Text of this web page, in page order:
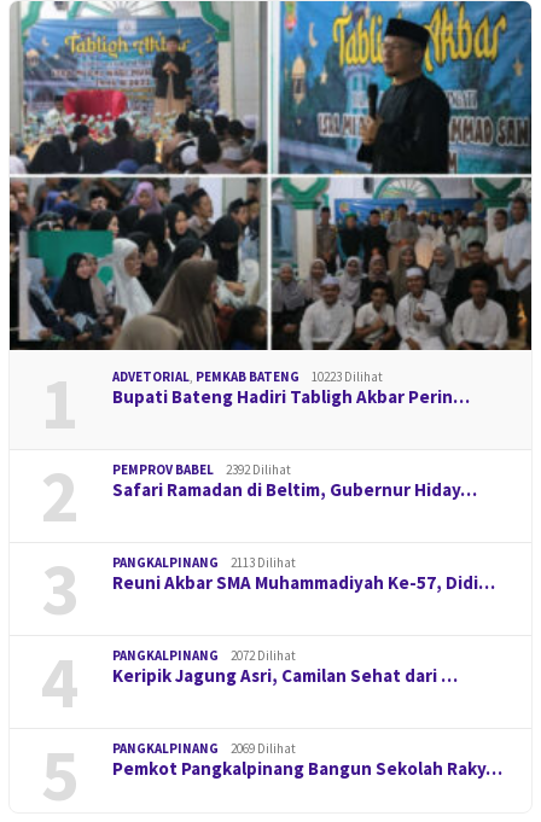
1 ADVETORIAL, PEMKAB BATENG 10223 Dilihat
Bupati Bateng Hadiri Tabligh Akbar Perin…
2 PEMPROV BABEL 2392 Dilihat
Safari Ramadan di Beltim, Gubernur Hiday…
3 PANGKALPINANG 2113 Dilihat
Reuni Akbar SMA Muhammadiyah Ke-57, Didi…
4 PANGKALPINANG 2072 Dilihat
Keripik Jagung Asri, Camilan Sehat dari …
5 PANGKALPINANG 2069 Dilihat
Pemkot Pangkalpinang Bangun Sekolah Raky…